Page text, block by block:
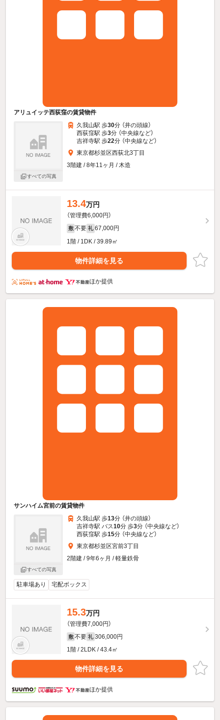
アリュイッテ西荻窪の賃貸物件
すべての写真
久我山駅 歩30分 （井の頭線）
西荻窪駅 歩3分 （中央線など）
吉祥寺駅 歩22分 （中央線など）
東京都杉並区西荻北3丁目
3階建 / 8年11ヶ月 / 木造
13.4万円
（管理費6,000円）
敷 不要 礼 67,000円
1階 / 1DK / 39.89㎡
物件詳細を見る
ほか提供
サンハイム宮前の賃貸物件
すべての写真
久我山駅 歩13分 （井の頭線）
吉祥寺駅 バス10分 歩3分 （中央線など）
西荻窪駅 歩15分 （中央線など）
東京都杉並区宮前3丁目
2階建 / 9年6ヶ月 / 軽量鉄骨
駐車場あり 宅配ボックス
15.3万円
（管理費7,000円）
敷 不要 礼 306,000円
1階 / 2LDK / 43.4㎡
物件詳細を見る
ほか提供